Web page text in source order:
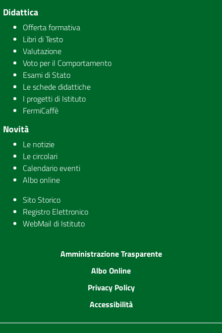
Didattica
Offerta formativa
Libri di Testo
Valutazione
Voto per il Comportamento
Esami di Stato
Le schede didattiche
I progetti di Istituto
FermiCaffè
Novità
Le notizie
Le circolari
Calendario eventi
Albo online
Sito Storico
Registro Elettronico
WebMail di Istituto
Amministrazione Trasparente
Albo Online
Privacy Policy
Accessibilità